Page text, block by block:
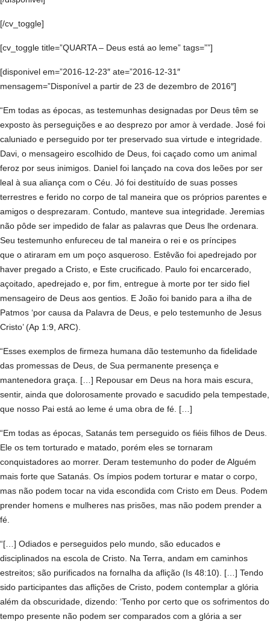
[/cv_toggle]
[cv_toggle title=”QUARTA – Deus está ao leme” tags=””]
[disponivel em=”2016-12-23″ ate=”2016-12-31″
mensagem=”Disponível a partir de 23 de dezembro de 2016″]
“Em todas as épocas, as testemunhas designadas por Deus têm se
exposto às perseguições e ao desprezo por amor à verdade. José foi
caluniado e perseguido por ter preservado sua virtude e integridade.
Davi, o mensageiro escolhido de Deus, foi caçado como um animal
feroz por seus inimigos. Daniel foi lançado na cova dos leões por ser
leal à sua aliança com o Céu. Jó foi destituído de suas posses
terrestres e ferido no corpo de tal maneira que os próprios parentes e
amigos o desprezaram. Contudo, manteve sua integridade. Jeremias
não pôde ser impedido de falar as palavras que Deus lhe ordenara.
Seu testemunho enfureceu de tal maneira o rei e os príncipes
que o atiraram em um poço asqueroso. Estêvão foi apedrejado por
haver pregado a Cristo, e Este crucificado. Paulo foi encarcerado,
açoitado, apedrejado e, por fim, entregue à morte por ter sido fiel
mensageiro de Deus aos gentios. E João foi banido para a ilha de
Patmos ‘por causa da Palavra de Deus, e pelo testemunho de Jesus
Cristo’ (Ap 1:9, ARC).
“Esses exemplos de firmeza humana dão testemunho da fidelidade
das promessas de Deus, de Sua permanente presença e
mantenedora graça. […] Repousar em Deus na hora mais escura,
sentir, ainda que dolorosamente provado e sacudido pela tempestade,
que nosso Pai está ao leme é uma obra de fé. […]
“Em todas as épocas, Satanás tem perseguido os fiéis filhos de Deus.
Ele os tem torturado e matado, porém eles se tornaram
conquistadores ao morrer. Deram testemunho do poder de Alguém
mais forte que Satanás. Os ímpios podem torturar e matar o corpo,
mas não podem tocar na vida escondida com Cristo em Deus. Podem
prender homens e mulheres nas prisões, mas não podem prender a
fé.
“[…] Odiados e perseguidos pelo mundo, são educados e
disciplinados na escola de Cristo. Na Terra, andam em caminhos
estreitos; são purificados na fornalha da aflição (Is 48:10). […] Tendo
sido participantes das aflições de Cristo, podem contemplar a glória
além da obscuridade, dizendo: ‘Tenho por certo que os sofrimentos do
tempo presente não podem ser comparados com a glória a ser